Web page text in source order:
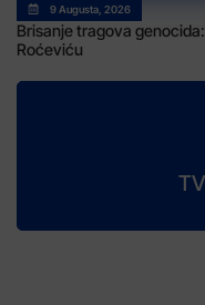
9 Augusta, 2026
Brisanje tragova
Roćeviću